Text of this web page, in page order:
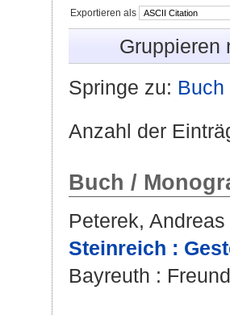
Exportieren als
Gruppieren
Springe zu:
Anzahl der
Buch /
Peterek, Andreas
Steinreich :
Bayreuth :